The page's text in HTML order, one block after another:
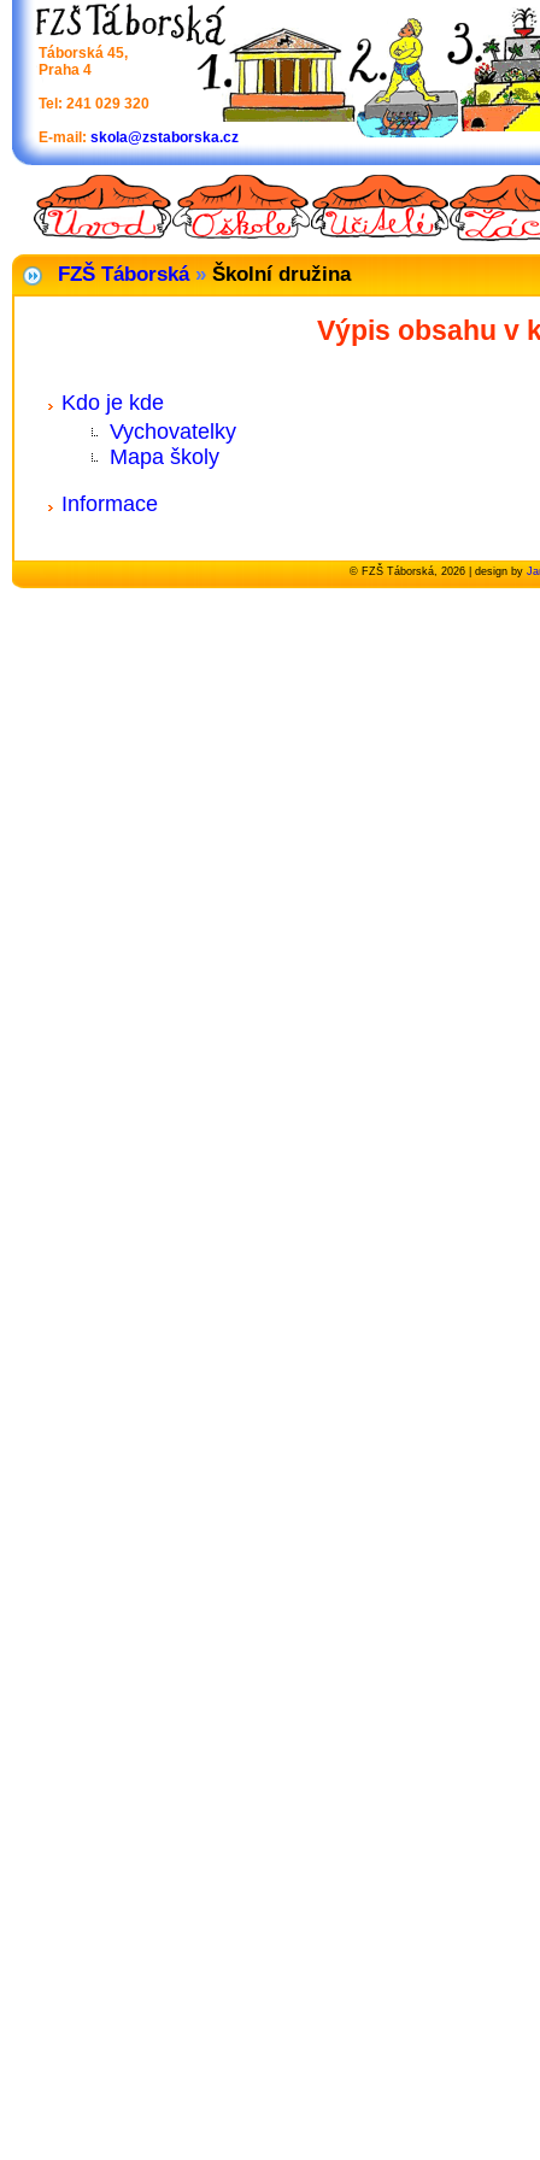
Táborská 45,
Praha 4
Tel: 241 029 320
E-mail: skola@zstaborska.cz
FZŠ Táborská » Školní družina
Výpis obsahu v
Kdo je kde
Vychovatelky
Mapa školy
Informace
© FZŠ Táborská, 2026 | design by